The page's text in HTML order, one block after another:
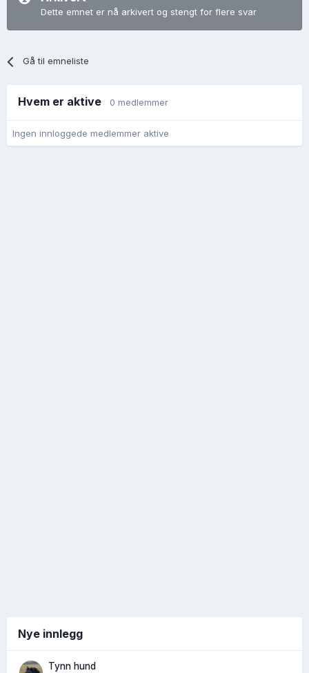
Dette emnet er nå arkivert og stengt for flere svar
Gå til emneliste
Hvem er aktive 0 medlemmer
Ingen innloggede medlemmer aktive
Nye innlegg
Tynn hund